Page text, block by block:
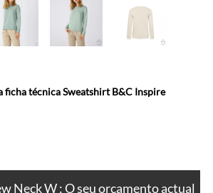
ficha técnica Sweatshirt B&C Inspire
Neck W : O seu orçamento actual